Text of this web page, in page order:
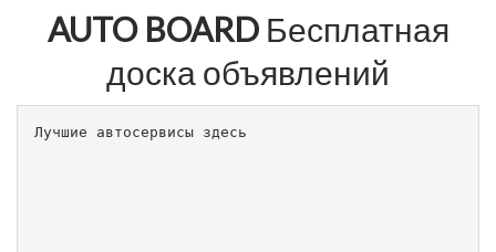
AUTO BOARDБесплатная
доска объявлений
Лучшие автосервисы здесь